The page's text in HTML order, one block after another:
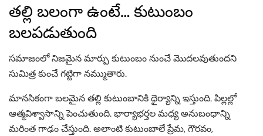
తల్లి బలంగా ఉంటే… కుటుంబం
బలపడుతుంది
సమాజంలో నిజమైన మార్పు కుటుంబం నుంచే మొదలవుతుందని
సుమిత్ర కుంచే గట్టిగా నమ్ముతారు.
మానసికంగా బలమైన తల్లి కుటుంబానికి ధైర్యాన్ని ఇస్తుంది. పిల్లల్లో
ఆత్మవిశ్వాసాన్ని పెంచుతుంది. భార్యాభర్తల మధ్య అనుబంధాన్ని
మరింత గాఢం చేస్తుంది. అలాంటి కుటుంబాలే ప్రేమ, గౌరవం,